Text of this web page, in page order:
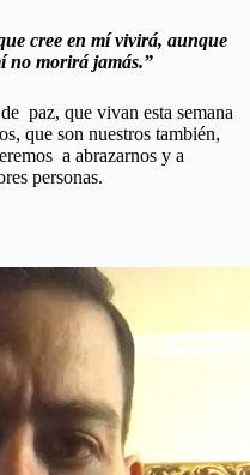
cree en mí vivirá, aunque
no morirá jamás.”
paz, que vivan esta semana
que son nuestros también,
a abrazarnos y a
personas.